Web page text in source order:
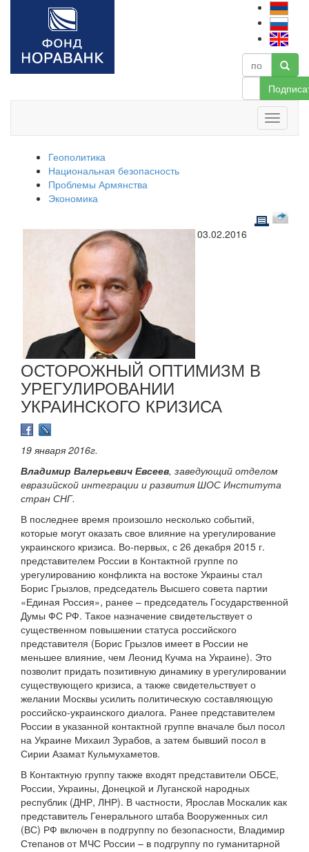
Геополитика
Национальная безопасность
Проблемы Армянства
Экономика
03.02.2016
ОСТОРОЖНЫЙ ОПТИМИЗМ В
УРЕГУЛИРОВАНИИ
УКРАИНСКОГО КРИЗИСА
19 января 2016г.
Владимир Валерьевич Евсеев, заведующий отделом
евразийской интеграции и развития ШОС Института
стран СНГ.
В последнее время произошло несколько событий,
которые могут оказать свое влияние на урегулирование
украинского кризиса. Во-первых, с 26 декабря 2015 г.
представителем России в Контактной группе по
урегулированию конфликта на востоке Украины стал
Борис Грызлов, председатель Высшего совета партии
«Единая Россия», ранее – председатель Государственной
Думы ФС РФ. Такое назначение свидетельствует о
существенном повышении статуса российского
представителя (Борис Грызлов имеет в России не
меньшее влияние, чем Леонид Кучма на Украине). Это
позволит придать позитивную динамику в урегулировании
существующего кризиса, а также свидетельствует о
желании Москвы усилить политическую составляющую
российско-украинского диалога. Ранее представителем
России в указанной контактной группе вначале был посол
на Украине Михаил Зурабов, а затем бывший посол в
Сирии Азамат Кульмухаметов.
В Контактную группу также входят представители ОБСЕ,
России, Украины, Донецкой и Луганской народных
республик (ДНР, ЛНР). В частности, Ярослав Москалик как
представитель Генерального штаба Вооруженных сил
(ВС) РФ включен в подгруппу по безопасности, Владимир
Степанов от МЧС России – в подгруппу по гуманитарной